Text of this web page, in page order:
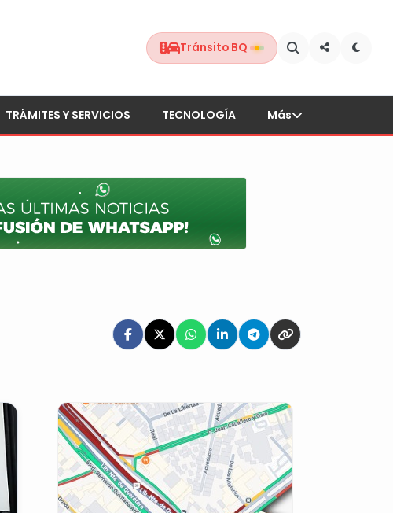
Tránsito BQ
TRÁMITES Y SERVICIOS TECNOLOGÍA Más